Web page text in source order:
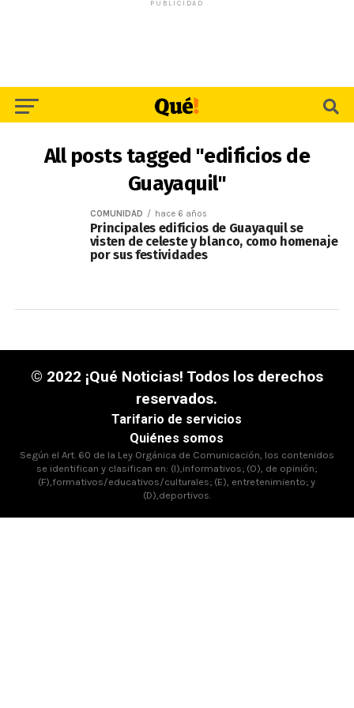
PUBLICIDAD
All posts tagged "edificios de
Guayaquil"
COMUNIDAD hace 6 años
Principales edificios de Guayaquil se
visten de celeste y blanco, como homenaje
por sus festividades
© 2022 ¡Qué Noticias! Todos los derechos
reservados.
Tarifario de servicios
Quiénes somos
Según el Art. 60 de la Ley Orgánica de Comunicación, los contenidos
se identifican y clasifican en: (I),informativos; (O), de opinión;
(F),formativos/educativos/culturales; (E), entretenimiento; y
(D),deportivos.